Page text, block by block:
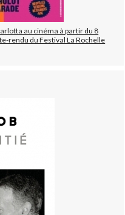
au cinéma à partir du 8
rendu du Festival La Rochelle